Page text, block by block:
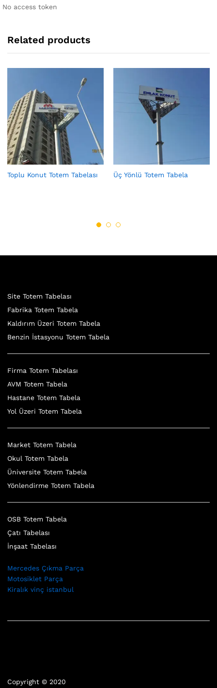
No access token
Related products
Toplu Konut Totem Tabelası Üç Yönlü Totem Tabela
Site Totem Tabelası
Fabrika Totem Tabela
Kaldırım Üzeri Totem Tabela
Benzin İstasyonu Totem Tabela
Firma Totem Tabelası
AVM Totem Tabela
Hastane Totem Tabela
Yol Üzeri Totem Tabela
Market Totem Tabela
Okul Totem Tabela
Üniversite Totem Tabela
Yönlendirme Totem Tabela
OSB Totem Tabela
Çatı Tabelası
İnşaat Tabelası
Mercedes Çıkma Parça
Motosiklet Parça
Kiralık vinç istanbul
Copyright © 2020